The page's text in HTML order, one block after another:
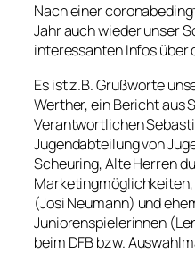
Nach einer
Jahr auch wieder unser
interessanten Infos über
Es ist z.B. Grußworte
Werther, ein Bericht aus
Verantwortlichen
Jugendabteilung von
Scheuring, Alte Herren
(Josi Neumann) und
Juniorenspielerinnen
beim DFB bzw.